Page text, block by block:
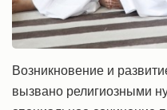
Возникновение и
вызвано религиозными